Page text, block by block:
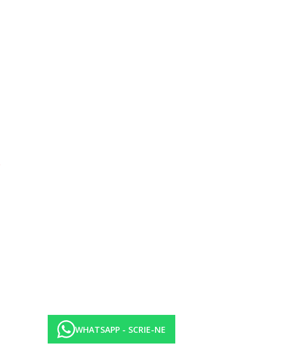
WHATSAPP - SCRIE-NE